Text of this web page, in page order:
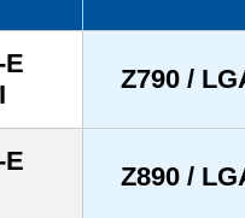
Z790 /
Z890 /